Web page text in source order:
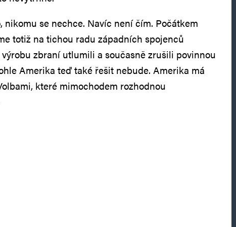
nikomu se nechce. Navíc není čím. Počátkem
totiž na tichou radu západních spojenců
zbraní utlumili a současně zrušili povinnou
Amerika teď také řešit nebude. Amerika má
které mimochodem rozhodnou